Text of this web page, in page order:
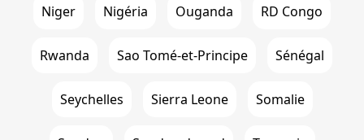
Niger Nigéria Ouganda RD Congo
Rwanda Sao Tomé-et-Principe Sénégal
Seychelles Sierra Leone Somalie